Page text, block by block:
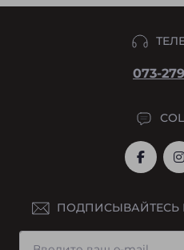
073-
ПОДПИСЫВАЙТЕСЬ